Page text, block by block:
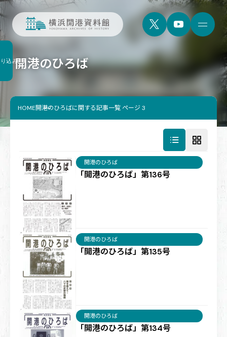
開港のひろば
HOME開港のひろばに関する記事一覧 ページ 3
「開港のひろば」第136号
開港のひろば
「開港のひろば」第135号
開港のひろば
「開港のひろば」第134号
開港のひろば
込み